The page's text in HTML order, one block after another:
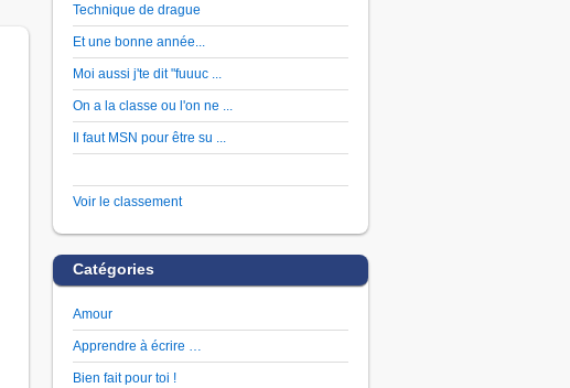
Technique de drague
Et une bonne année...
Moi aussi j'te dit "fuuuc ...
On a la classe ou l'on ne ...
Il faut MSN pour être su ...
Voir le classement
Catégories
Amour
Apprendre à écrire …
Bien fait pour toi !